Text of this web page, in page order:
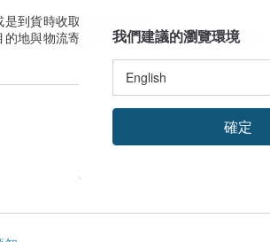
到貨時收取的金額為準。
地與物流寄送天數估算。實際到貨日可能因付
我們建議的瀏覽環境
確定